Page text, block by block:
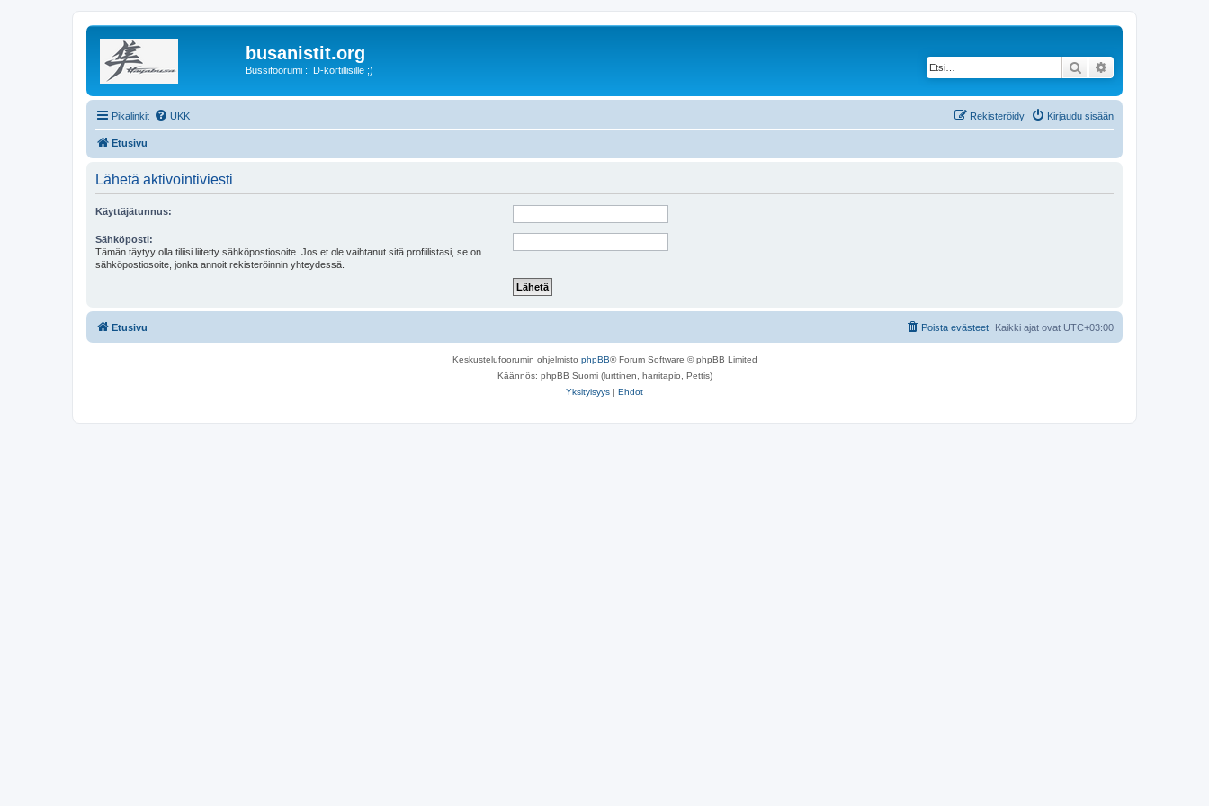
busanistit.org
Bussifoorumi :: D-kortillisille ;) Etsi
Pikalinkit UKK Kirjaudu sisään
Rekisteröidy
Etusivu
Lähetä aktivointiviesti
Käyttäjätunnus:
Sähköposti:
Tämän täytyy olla tiliisi liitetty sähköpostiosoite. Jos et ole vaihtanut sitä profiilistasi, se on
sähköpostiosoite, jonka annoit rekisteröinnin yhteydessä.
Etusivu Kaikki ajat ovat UTC+03:00
Poista evästeet
Keskustelufoorumin ohjelmisto phpBB® Forum Software © phpBB Limited
Käännös: phpBB Suomi (lurttinen, harritapio, Pettis)
Yksityisyys | Ehdot